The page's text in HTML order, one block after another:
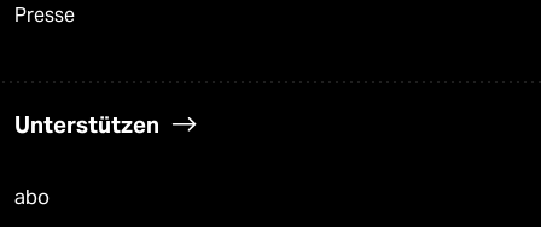
Presse
Unterstützen
abo